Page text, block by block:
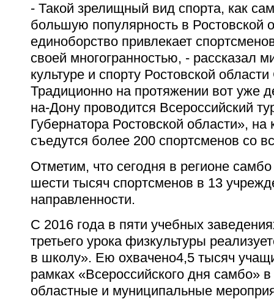
- Такой зрелищный вид спорта, как
большую популярность в Ростовской
единоборство привлекает
своей многогранностью, - рассказал
культуре и спорту Ростовской
Традиционно на протяжении вот уже
на-Дону проводится Всероссийский
Губернатора Ростовской области», на
съедутся более 200 спортсменов со
Отметим, что сегодня в регионе
шести тысяч спортсменов в 13
направленности.
С 2016 года в пяти учебных
третьего урока физкультуры
в школу». Ею охвачено4,5 тысяч
рамках «Всероссийского дня самбо»
областные и муниципальные